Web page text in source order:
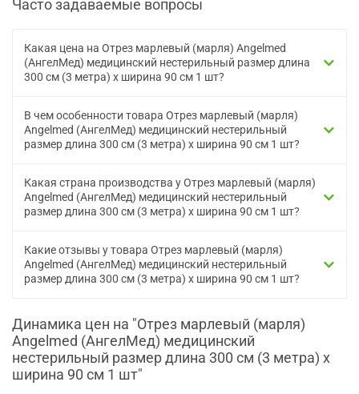
Часто задаваемые вопросы
Какая цена на Отрез марлевый (марля) Angelmed
(АнгелМед) медицинский нестерильный размер длина
300 см (3 метра) х ширина 90 см 1 шт?
В чем особенности товара Отрез марлевый (марля)
Angelmed (АнгелМед) медицинский нестерильный
размер длина 300 см (3 метра) х ширина 90 см 1 шт?
Какая страна производства у Отрез марлевый (марля)
Angelmed (АнгелМед) медицинский нестерильный
размер длина 300 см (3 метра) х ширина 90 см 1 шт?
Какие отзывы у товара Отрез марлевый (марля)
Angelmed (АнгелМед) медицинский нестерильный
размер длина 300 см (3 метра) х ширина 90 см 1 шт?
Динамика цен на "Отрез марлевый (марля)
Angelmed (АнгелМед) медицинский
нестерильный размер длина 300 см (3 метра) х
ширина 90 см 1 шт"